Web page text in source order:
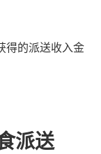
得的派送收入金
派送